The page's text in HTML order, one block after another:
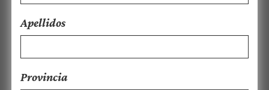
Apellidos
Provincia